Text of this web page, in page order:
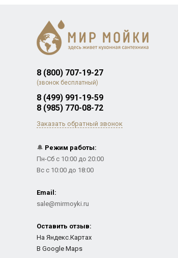
8 (800) 707-19-27
(звонок бесплатный)
8 (499) 991-19-59
8 (985) 770-08-72
Заказать обратный звонок
🔔 Режим работы:
Пн-Сб с 10:00 до 20:00
Вс с 10:00 до 18:00
Email:
sale@mirmoyki.ru
Оставить отзыв:
На Яндекс.Картах
В Google Maps